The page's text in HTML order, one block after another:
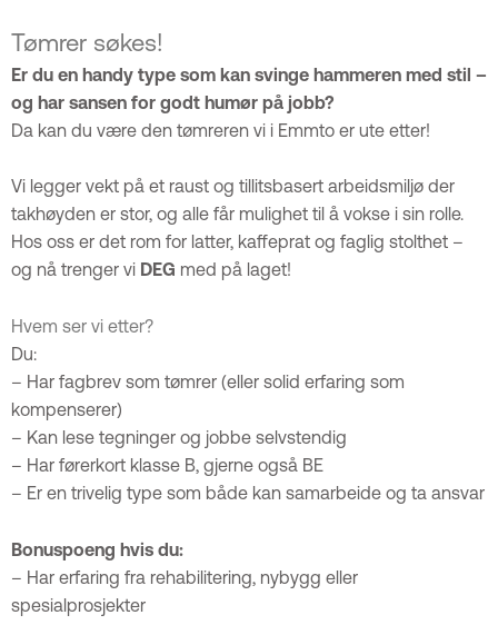
Tømrer søkes!
Er du en handy type som kan svinge hammeren med stil –
og har sansen for godt humør på jobb?
Da kan du være den tømreren vi i Emmto er ute etter!
Vi legger vekt på et raust og tillitsbasert arbeidsmiljø der
takhøyden er stor, og alle får mulighet til å vokse i sin rolle.
Hos oss er det rom for latter, kaffeprat og faglig stolthet –
og nå trenger vi DEG med på laget!
Hvem ser vi etter?
Du:
– Har fagbrev som tømrer (eller solid erfaring som
kompenserer)
– Kan lese tegninger og jobbe selvstendig
– Har førerkort klasse B, gjerne også BE
– Er en trivelig type som både kan samarbeide og ta ansvar
Bonuspoeng hvis du:
– Har erfaring fra rehabilitering, nybygg eller
spesialprosjekter